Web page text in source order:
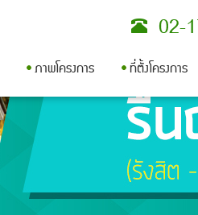
ภาพโครงการ ที่ตั้งโครงการ